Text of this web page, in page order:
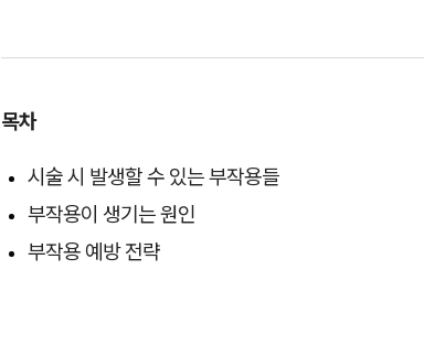
목차
시술 시 발생할 수 있는 부작용들
부작용이 생기는 원인
부작용 예방 전략